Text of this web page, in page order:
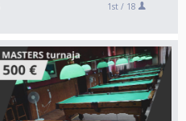
1st / 18